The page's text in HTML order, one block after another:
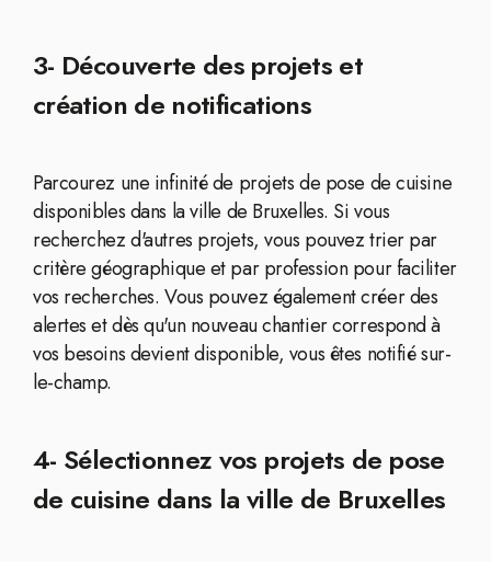
3- Découverte des projets et
création de notifications
Parcourez une infinité de projets de pose de cuisine
disponibles dans la ville de Bruxelles. Si vous
recherchez d'autres projets, vous pouvez trier par
critère géographique et par profession pour faciliter
vos recherches. Vous pouvez également créer des
alertes et dès qu'un nouveau chantier correspond à
vos besoins devient disponible, vous êtes notifié sur-
le-champ.
4- Sélectionnez vos projets de pose
de cuisine dans la ville de Bruxelles